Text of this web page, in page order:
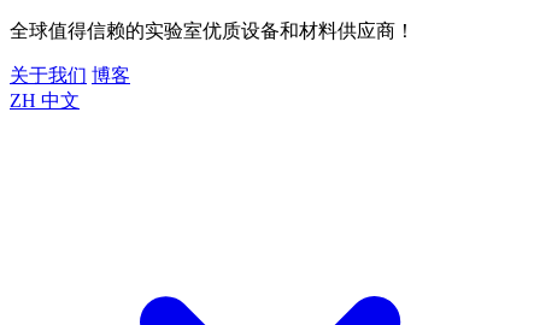
全球值得信赖的实验室优质设备和材料供应商！
关于我们 博客
ZH 中文